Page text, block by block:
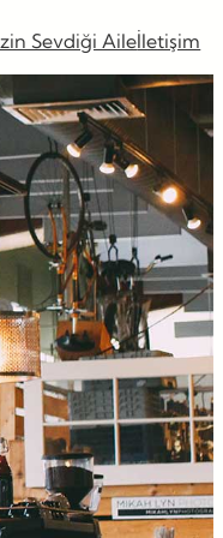
Sevdiği Aileİletişim